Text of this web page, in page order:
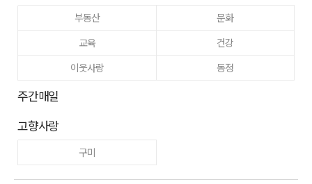
부동산
문화
교육
건강
이웃사랑
동정
주간매일
고향사랑
구미